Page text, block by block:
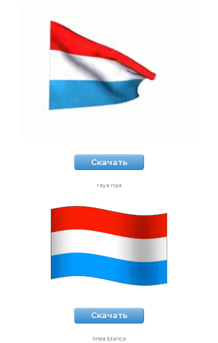
Скачать
raya roja
Скачать
línea blanca